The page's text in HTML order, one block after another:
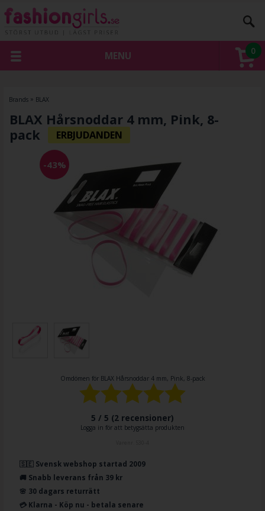
0
MENU
Brands» BLAX
BLAX Hårsnoddar 4 mm, Pink, 8-
pack
-43%
Omdömen för BLAX Hårsnoddar 4 mm, Pink, 8-pack
5 / 5 (2 recensioner)
Logga in för att betygsätta produkten
🇸🇪 Svensk webshop startad 2009
🚚 Snabb leverans från 39 kr
🌸 30 dagars returrätt
💳 Klarna - Köp nu - betala senare